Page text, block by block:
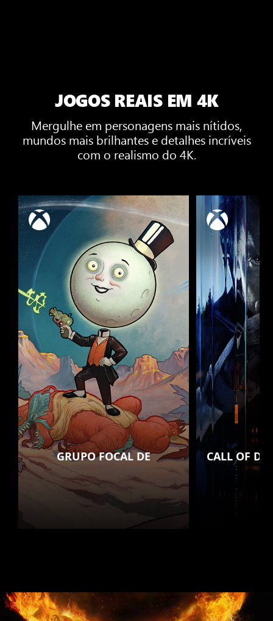
JOGOS REAIS EM 4K
Mergulhe em personagens mais nítidos,
mundos mais brilhantes e detalhes incríveis
com o realismo do 4K.
GRUPO FOCAL DE CALL OF